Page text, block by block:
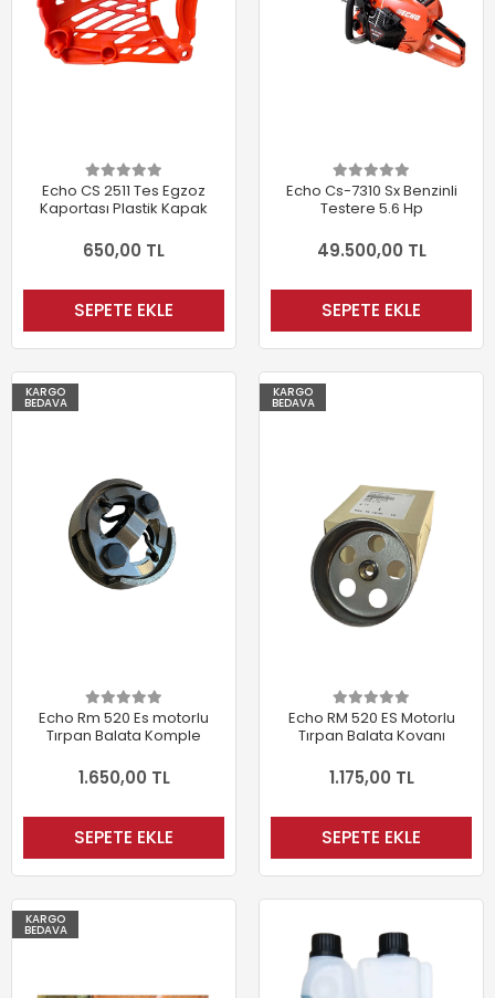
Echo CS 2511 Tes Egzoz
Kaportası Plastik Kapak
650,00 TL
SEPETE EKLE
Echo Cs-7310 Sx Benzinli
Testere 5.6 Hp
49.500,00 TL
SEPETE EKLE
KARGO
BEDAVA
Echo Rm 520 Es motorlu
Tırpan Balata Komple
1.650,00 TL
SEPETE EKLE
KARGO
BEDAVA
Echo RM 520 ES Motorlu
Tırpan Balata Kovanı
1.175,00 TL
SEPETE EKLE
KARGO
BEDAVA